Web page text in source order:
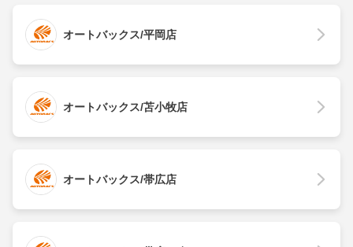
オートバックス/平岡店
オートバックス/苫小牧店
オートバックス/帯広店